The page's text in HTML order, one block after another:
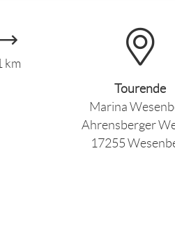
km
Tourende
Marina
Ahrensberger
17255